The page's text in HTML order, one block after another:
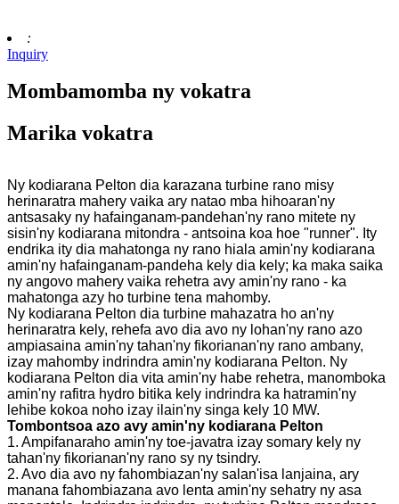
:
Inquiry
Mombamomba ny vokatra
Marika vokatra
Ny kodiarana Pelton dia karazana turbine rano misy
herinaratra mahery vaika ary natao mba hihoaran'ny
antsasaky ny hafainganam-pandehan'ny rano mitete ny
sisin'ny kodiarana mitondra - antsoina koa hoe "runner". Ity
endrika ity dia mahatonga ny rano hiala amin'ny kodiarana
amin'ny hafainganam-pandeha kely dia kely; ka maka saika
ny angovo mahery vaika rehetra avy amin'ny rano - ka
mahatonga azy ho turbine tena mahomby.
Ny kodiarana Pelton dia turbine mahazatra ho an'ny
herinaratra kely, rehefa avo dia avo ny lohan'ny rano azo
ampiasaina amin'ny tahan'ny fikorianan'ny rano ambany,
izay mahomby indrindra amin'ny kodiarana Pelton. Ny
kodiarana Pelton dia vita amin'ny habe rehetra, manomboka
amin'ny rafitra hydro bitika kely indrindra ka hatramin'ny
lehibe kokoa noho izay ilain'ny singa kely 10 MW.
Tombontsoa azo avy amin'ny kodiarana Pelton
1. Ampifanaraho amin'ny toe-javatra izay somary kely ny
tahan'ny fikorianan'ny rano sy ny tsindry.
2. Avo dia avo ny fahombiazan'ny salan'isa lanjaina, ary
manana fahombiazana avo lenta amin'ny sehatry ny asa